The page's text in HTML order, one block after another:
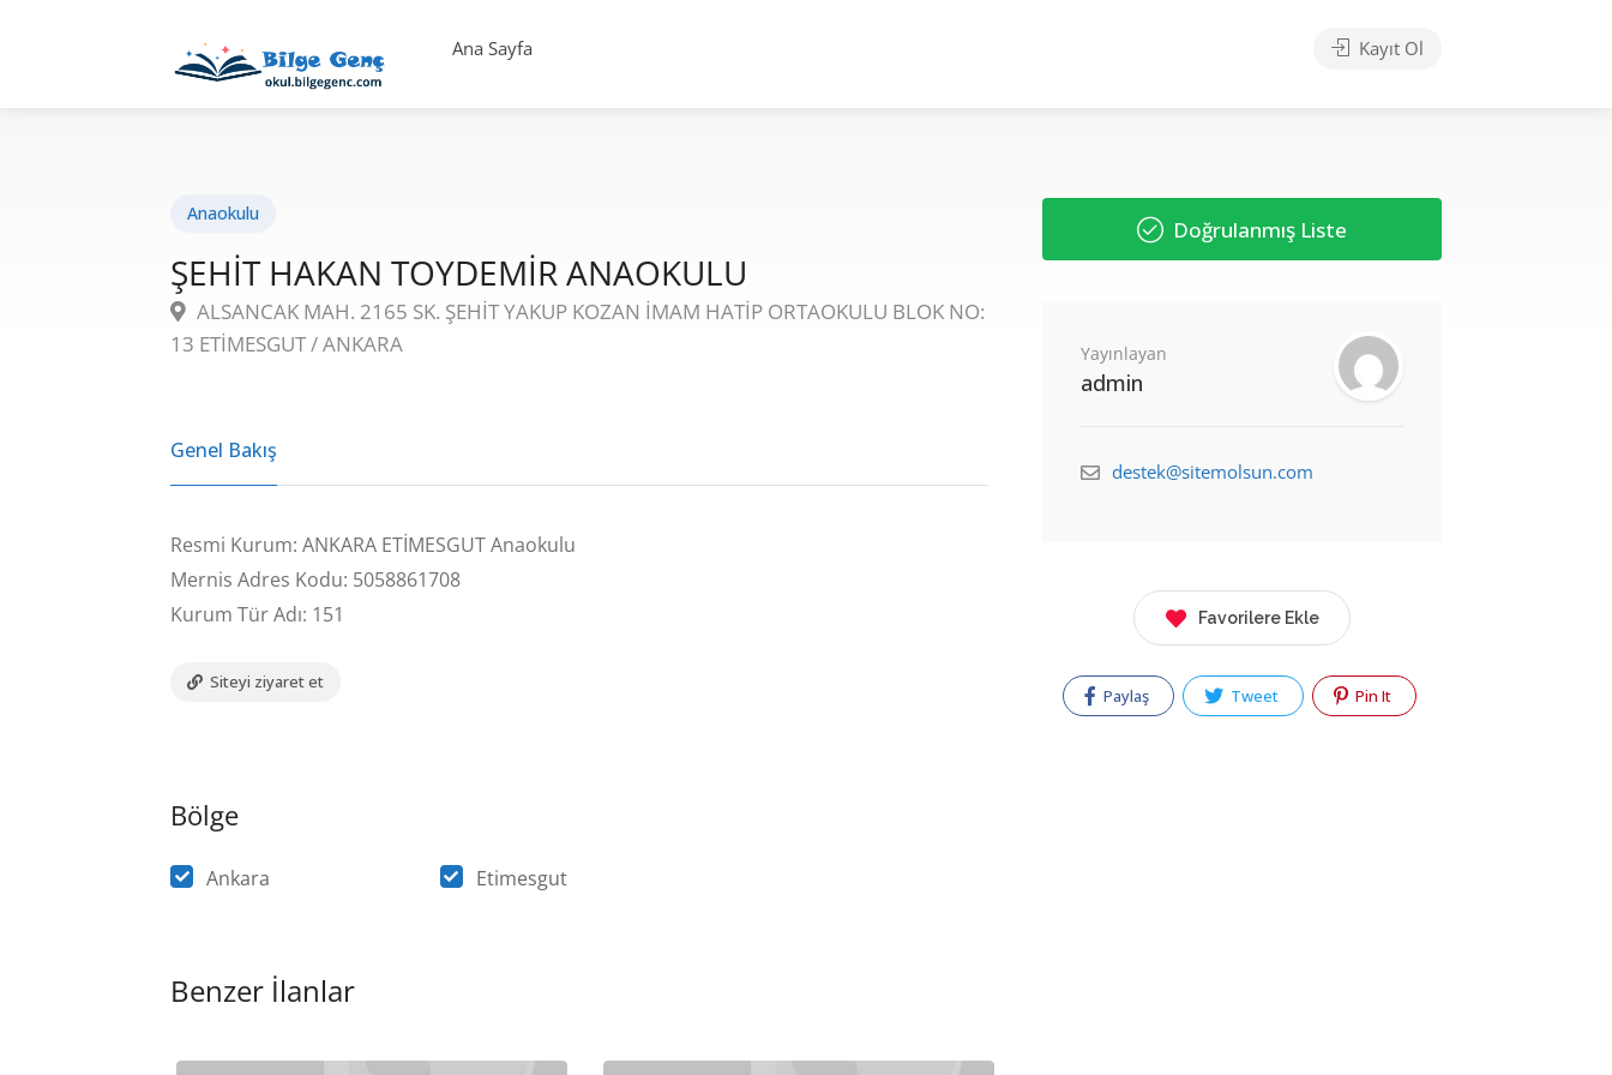
Ana Sayfa Kayıt Ol
Anaokulu
ŞEHİT HAKAN TOYDEMİR ANAOKULU
ALSANCAK MAH. 2165 SK. ŞEHİT YAKUP KOZAN İMAM HATİP ORTAOKULU BLOK NO:
13 ETİMESGUT / ANKARA
Genel Bakış
Resmi Kurum: ANKARA ETİMESGUT Anaokulu
Mernis Adres Kodu: 5058861708
Kurum Tür Adı: 151
Siteyi ziyaret et
Bölge
Ankara Etimesgut
Benzer İlanlar
Doğrulanmış Liste
Yayınlayan
admin
destek@sitemolsun.com
Favorilere Ekle
Paylaş Tweet Pin It